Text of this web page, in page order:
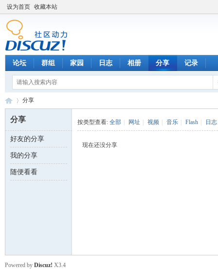
设为首页 收藏本站
论坛 群组 家园 日志 相册 分享 记录
数 ›
分享
分享
好友的分享
我的分享
随便看看
按类型查看: 全部 网址 视频 音乐 Flash 日志
现在还没分享
Powered by Discuz! X3.4